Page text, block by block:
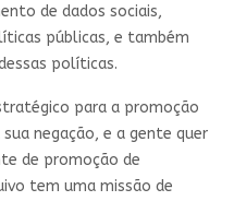
de dados sociais,
públicas, e também
políticas.
para a promoção
negação, e a gente quer
de promoção de
tem uma missão de